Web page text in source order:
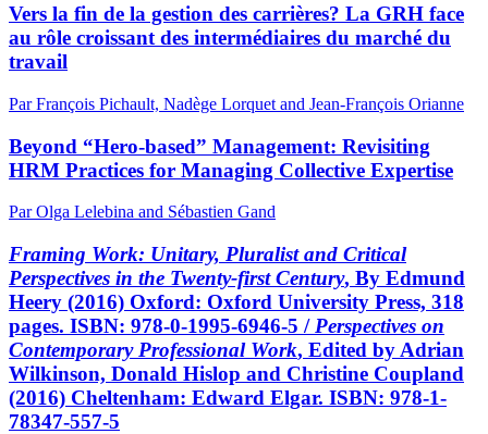
Vers la fin de la gestion des carrières? La GRH face
au rôle croissant des intermédiaires du marché du
travail
Par François Pichault, Nadège Lorquet and Jean-François Orianne
Beyond “Hero-based” Management: Revisiting
HRM Practices for Managing Collective Expertise
Par Olga Lelebina and Sébastien Gand
Framing Work: Unitary, Pluralist and Critical
Perspectives in the Twenty-first Century, By Edmund
Heery (2016) Oxford: Oxford University Press, 318
pages. ISBN: 978-0-1995-6946-5 / Perspectives on
Contemporary Professional Work, Edited by Adrian
Wilkinson, Donald Hislop and Christine Coupland
(2016) Cheltenham: Edward Elgar. ISBN: 978-1-
78347-557-5